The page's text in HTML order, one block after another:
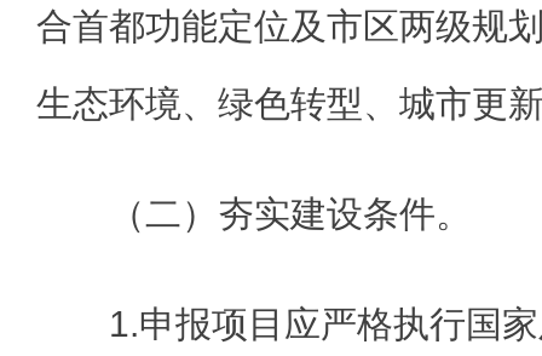
合首都功能定位及市区两级规
生态环境、绿色转型、城市更
（二）夯实建设条件。
1.申报项目应严格执行国